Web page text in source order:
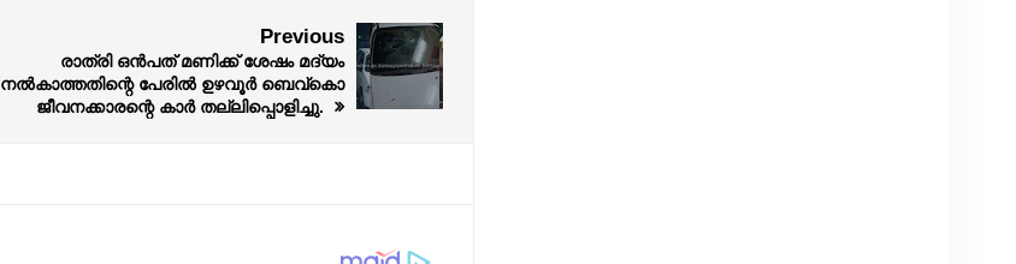
Previous
രാത്രി ഒന്‍പത് മണിക്ക് ശേഷം മദ്യം
നല്‍കാത്തതിന്റെ പേരില്‍ ഉഴവൂർ ബെവ്കൊ
ജീവനക്കാരന്റെ കാര്‍ തല്ലിപ്പൊളിച്ചു.